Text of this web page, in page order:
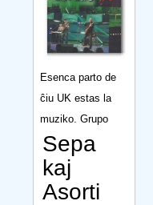
Esenca parto de
ĉiu UK estas la
muziko. Grupo
Sepa
kaj
Asorti